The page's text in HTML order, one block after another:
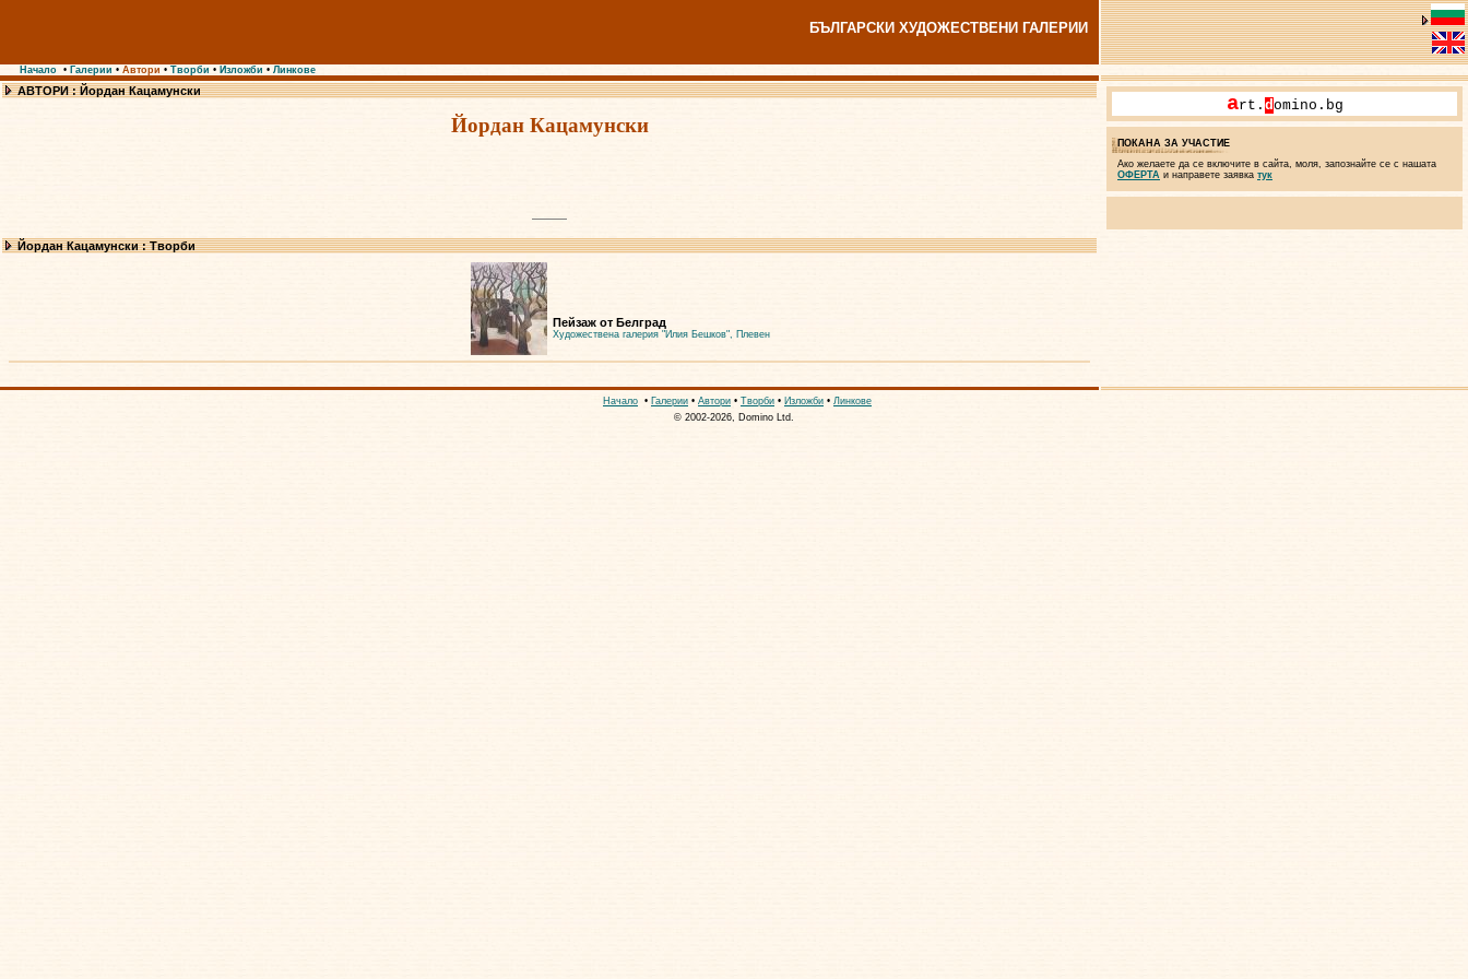
БЪЛГАРСКИ ХУДОЖЕСТВЕНИ ГАЛЕРИИ
Начало • Галерии • Автори • Творби • Изложби • Линкове
АВТОРИ : Йордан Кацамунски
Йордан Кацамунски
Йордан Кацамунски : Творби
Пейзаж от Белград
Художествена галерия "Илия Бешков", Плевен
art. domino.bg
ПОКАНА ЗА УЧАСТИЕ
Ако желаете да се включите в сайта, моля, запознайте се с нашата
ОФЕРТА и направете заявка тук
Начало • Галерии • Автори • Творби • Изложби • Линкове
© 2002-2026, Domino Ltd.